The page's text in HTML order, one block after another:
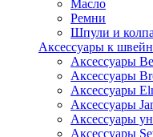
Масло
Ремни
Шпули и
Аксессуары к
Аксессуары
Аксессуары
Аксессуары
Аксессуары
Аксессуары
Аксессуары